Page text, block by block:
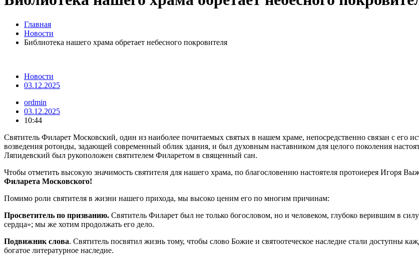
Главная
Новости
Библиотека нашего храма обретает небесного покровителя
Новости
03.12.2025
ordmin
03.12.2025
10:44
Святитель Филарет Московский, один из наиболее почитаемых святых в нашем храме, непосредственно связан с его
возведения ротонды, задающей современный облик здания, и был духовным наставником для целого поколения
Ляпидевский был рукоположен святителем Филаретом в священный сан.
Чтобы отметить высокую значимость святителя для нашего храма, по благословению настоятеля протоиерея Игоря
Филарета Московского!
Помимо роли святителя в жизни нашего прихода, мы высоко ценим его по многим причинам:
Просветитель по призванию. Святитель Филарет был не только богословом, но и человеком, глубоко верившим в
сердца»; мы же хотим продолжать его дело.
Подвижник слова. Святитель посвятил жизнь тому, чтобы слово Божие и святоотеческое наследие стали доступны
богатое литературное наследие.